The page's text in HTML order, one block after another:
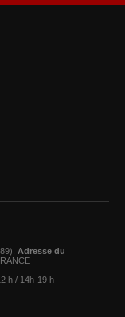
Adresse du
h / 14h-19 h